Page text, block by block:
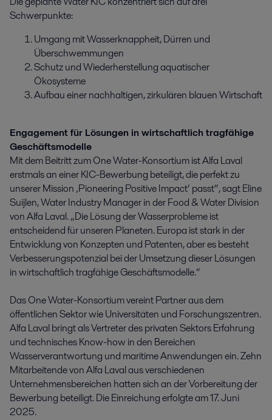
Schwerpunkte:
Umgang mit Wasserknappheit, Dürren und
Überschwemmungen
Schutz und Wiederherstellung aquatischer
Ökosysteme
Aufbau einer nachhaltigen, zirkulären blauen Wirtschaft
Engagement für Lösungen in wirtschaftlich tragfähige
Geschäftsmodelle
Mit dem Beitritt zum One Water-Konsortium ist Alfa Laval
erstmals an einer KIC-Bewerbung beteiligt, die perfekt zu
unserer Mission ‚Pioneering Positive Impact‘ passt“, sagt Eline
Suijlen, Water Industry Manager in der Food & Water Division
von Alfa Laval. „Die Lösung der Wasserprobleme ist
entscheidend für unseren Planeten. Europa ist stark in der
Entwicklung von Konzepten und Patenten, aber es besteht
Verbesserungspotenzial bei der Umsetzung dieser Lösungen
in wirtschaftlich tragfähige Geschäftsmodelle.“
Das One Water-Konsortium vereint Partner aus dem
öffentlichen Sektor wie Universitäten und Forschungszentren.
Alfa Laval bringt als Vertreter des privaten Sektors Erfahrung
und technisches Know-how in den Bereichen
Wasserverantwortung und maritime Anwendungen ein. Zehn
Mitarbeitende von Alfa Laval aus verschiedenen
Unternehmensbereichen hatten sich an der Vorbereitung der
Bewerbung beteiligt. Die Einreichung erfolgte am 17. Juni
2025.